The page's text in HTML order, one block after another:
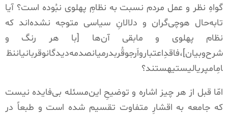
گواهِ نظر و عمل مردم نسبت به نظامِ پهلوی نبُوده است؟ آیا
تابه‌حال هوچی‌گران و دلالانِ سیاسی متوجه نشده‌اند که
نظام پهلوی و مابقی آن‌ها [با هر رنگ و
شرح‌وبیان]،فاقدِاعتبارواَرجوقُربدرمیانصدمه‌دیدگانوقربانیاننظ
امِامپریالیستیهستند؟
امّا قبل از هر چیز اشاره و توضیحِ این‌مسئله بی‌فایده نیست
که جامعه به اقشارِ متفاوت تقسیم شده است و طبعاً در